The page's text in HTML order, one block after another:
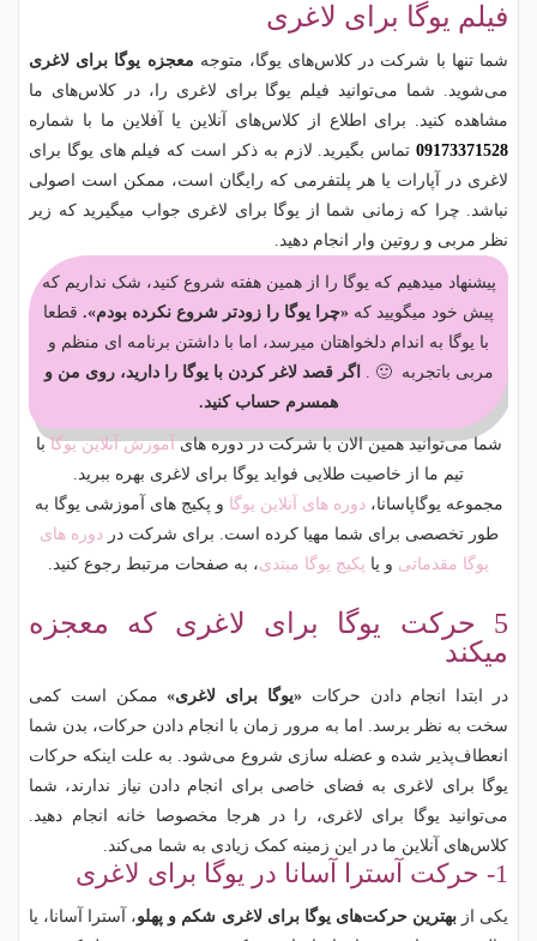
فیلم یوگا برای لاغری
شما تنها با شرکت در کلاس‌های یوگا، متوجه معجزه یوگا برای لاغری
می‌شوید. شما می‌توانید فیلم یوگا برای لاغری را، در کلاس‌های ما
مشاهده کنید. برای اطلاع از کلاس‌های آنلاین یا آفلاین ما با شماره
09173371528 تماس بگیرید. لازم به ذکر است که فیلم های یوگا برای
لاغری در آپارات یا هر پلتفرمی که رایگان است، ممکن است اصولی
نباشد. چرا که زمانی شما از یوگا برای لاغری جواب میگیرید که زیر
نظر مربی و روتین وار انجام دهید.
پیشنهاد میدهیم که یوگا را از همین هفته شروع کنید، شک نداریم که
پیش خود میگویید که «چرا یوگا را زودتر شروع نکرده بودم». قطعا
با یوگا به اندام دلخواهتان میرسد، اما با داشتن برنامه ای منظم و
مربی باتجربه 🙂 . اگر قصد لاغر کردن با یوگا را دارید، روی من و
همسرم حساب کنید.
شما می‌توانید همین الان با شرکت در دوره هایآموزش آنلاین یوگابا
تیم ما از خاصیت طلایی فواید یوگا برای لاغری بهره ببرید.
مجموعه یوگاپاسانا،دوره های آنلاین یوگا و پکیج های آموزشی یوگا به
طور تخصصی برای شما مهیا کرده است. برای شرکت دردوره های
یوگا مقدماتی و یا پکیج یوگا مبتدی، به صفحات مرتبط رجوع کنید.
5 حرکت یوگا برای لاغری که معجزه
میکند
در ابتدا انجام دادن حرکات «یوگا برای لاغری»ممکن است کمی
سخت به نظر برسد. اما به مرور زمان با انجام دادن حرکات، بدن شما
انعطاف‌پذیر شده و عضله سازی شروع می‌شود. به علت اینکه حرکات
یوگا برای لاغری به فضای خاصی برای انجام دادن نیاز ندارند، شما
می‌توانید یوگا برای لاغری، را در هرجا مخصوصا خانه انجام دهید.
کلاس‌های آنلاین ما در این زمینه کمک زیادی به شما می‌کند.
1- حرکت آسترا آسانا در یوگا برای لاغری
یکی ازبهترین حرکت‌های یوگا برای لاغری شکم و پهلو، آسترا آسانا، یا